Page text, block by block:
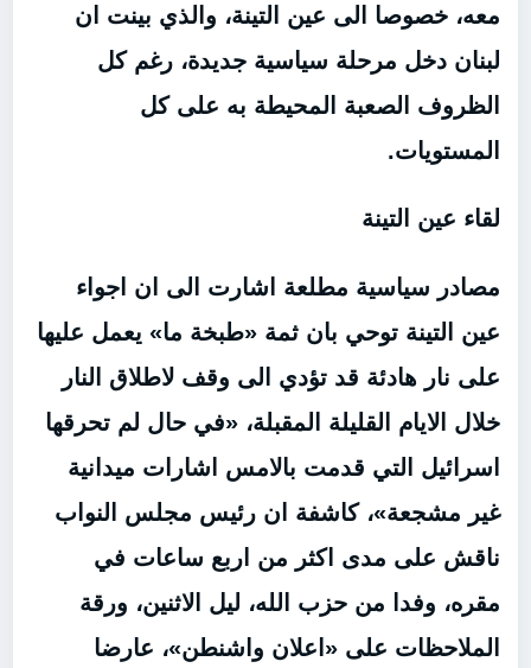
معه، خصوصا الى عين التينة، والذي بينت ان
لبنان دخل مرحلة سياسية جديدة، رغم كل
الظروف الصعبة المحيطة به على كل
المستويات.
لقاء عين التينة
مصادر سياسية مطلعة اشارت الى ان اجواء
عين التينة توحي بان ثمة «طبخة ما» يعمل عليها
على نار هادئة قد تؤدي الى وقف لاطلاق النار
خلال الايام القليلة المقبلة، «في حال لم تحرقها
اسرائيل التي قدمت بالامس اشارات ميدانية
غير مشجعة»، كاشفة ان رئيس مجلس النواب
ناقش على مدى اكثر من اربع ساعات في
مقره، وفدا من حزب الله، ليل الاثنين، ورقة
الملاحظات على «اعلان واشنطن»، عارضا